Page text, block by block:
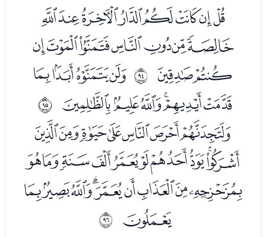
ﭑﭒﭓﭔﭕﭖﭗﭘ
ﭙﭚﭛﭜﭝﭞﭟ
ﭠﭡ ﱝ ﭣﭤﭥﭦ
ﭧﭨﭩﭪﭫﭬ ﱞ
ﭮﭯﭰﭱﭲﭳﭴ
ﭵﭶﭷﭸﭹﭺﭻﭼﭽﭾ
ﭿﮀﮁﮂﮃﮄﮅﮆﮇ
ﮈ ﱟ